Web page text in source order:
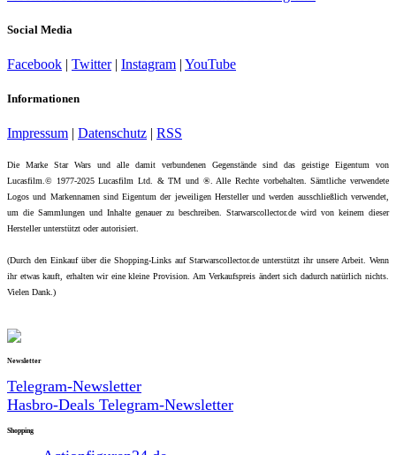
Social Media
Facebook | Twitter| Instagram | YouTube
Informationen
Impressum | Datenschutz | RSS
Die Marke Star Wars und alle damit verbundenen Gegenstände sind das geistige Eigentum von
Lucasfilm.© 1977-2025 Lucasfilm Ltd. & TM und ®. Alle Rechte vorbehalten. Sämtliche verwendete
Logos und Markennamen sind Eigentum der jeweiligen Hersteller und werden ausschließlich verwendet,
um die Sammlungen und Inhalte genauer zu beschreiben. Starwarscollector.de wird von keinem dieser
Hersteller unterstützt oder autorisiert.
(Durch den Einkauf über die Shopping-Links auf Starwarscollector.de unterstützt ihr unsere Arbeit. Wenn
ihr etwas kauft, erhalten wir eine kleine Provision. Am Verkaufspreis ändert sich dadurch natürlich nichts.
Vielen Dank.)
Newsletter
Telegram-Newsletter
Hasbro-Deals Telegram-Newsletter
Shopping